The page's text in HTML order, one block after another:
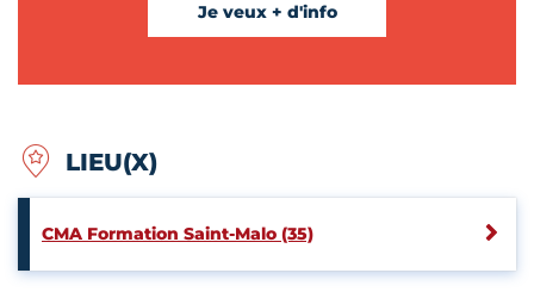
Je veux + d'info
LIEU(X)
CMA Formation Saint-Malo (35)